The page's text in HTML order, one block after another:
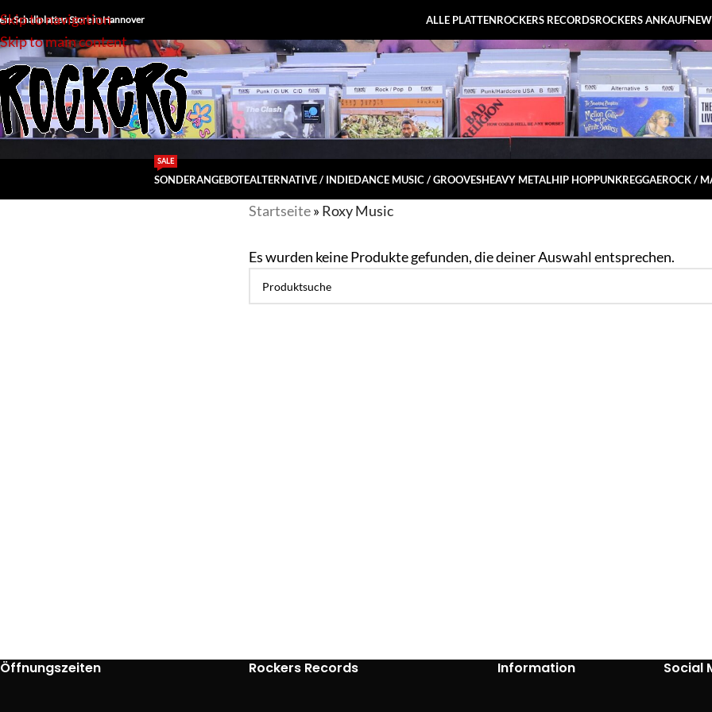
Skip to navigation
Skip to main content
Schallplatten Store in Hannover ALLE PLATTENROCKERS RECORDSROCKERS ANKAUF
SONDERANGEBOTE
SALE
ALTERNATIVE / INDIEDANCE MUSIC / GROOVESHEAVY METALHIP HOPPUNKREGGAEROCK /
Startseite» Roxy Music
Es wurden keine Produkte gefunden, die deiner Auswahl entsprechen.
Öffnungszeiten Rockers Records Information Social